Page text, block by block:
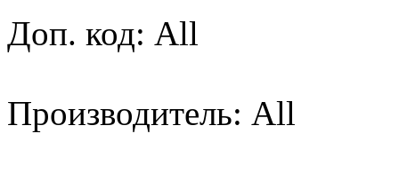
Доп. код: All
Производитель: All